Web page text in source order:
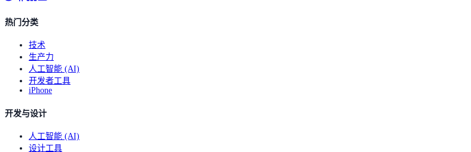
热门分类
技术
生产力
人工智能 (AI)
开发者工具
iPhone
开发与设计
人工智能 (AI)
设计工具